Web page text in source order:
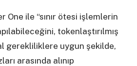
One ile “sınır ötesi işlemlerin
tokenlaştırılmış
gerekliliklere uygun şekilde,
arasında alınıp